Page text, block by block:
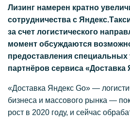
Лизинг намерен кратно
сотрудничества с
за счет логистического
момент обсуждаются
предоставления специальных
партнёров сервиса «Доставка
«Доставка Яндекс Go» —
бизнеса и массового рынка —
рост в 2020 году, и сейчас